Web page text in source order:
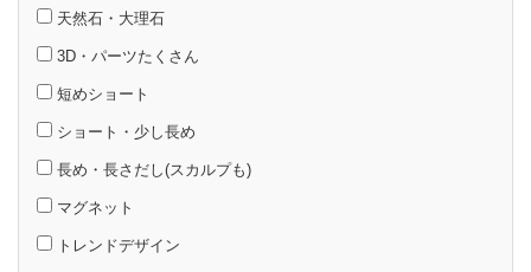
天然石・大理石
3D・パーツたくさん
短めショート
ショート・少し長め
長め・長さだし(スカルプも)
マグネット
トレンドデザイン